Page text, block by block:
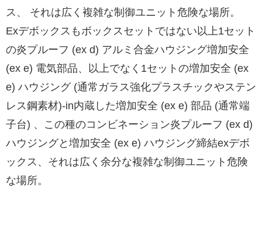
ス、 それは広く複雑な制御ユニット危険な場所。
Exデボックスもボックスセットではない以上1セット
の炎プルーフ (ex d) アルミ合金ハウジング増加安全
(ex e) 電気部品、以上でなく1セットの増加安全 (ex
e) ハウジング (通常ガラス強化プラスチックやステン
レス鋼素材)-in内蔵した増加安全 (ex e) 部品 (通常端
子台) 、この種のコンビネーション炎プルーフ (ex d)
ハウジングと増加安全 (ex e) ハウジング締結exデボ
ックス、それは広く余分な複雑な制御ユニット危険
な場所。